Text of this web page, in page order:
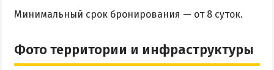
Минимальный срок бронирования — от 8 суток.
Фото территории и инфраструктуры